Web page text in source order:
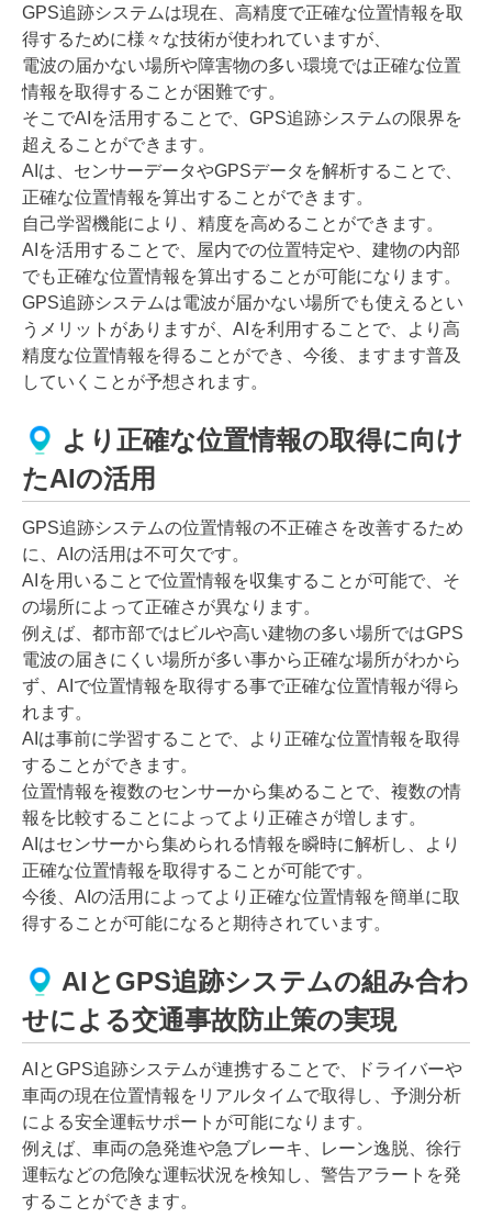
GPS追跡システムは現在、高精度で正確な位置情報を取
得するために様々な技術が使われていますが、
電波の届かない場所や障害物の多い環境では正確な位置
情報を取得することが困難です。
そこでAIを活用することで、GPS追跡システムの限界を
超えることができます。
AIは、センサーデータやGPSデータを解析することで、
正確な位置情報を算出することができます。
自己学習機能により、精度を高めることができます。
AIを活用することで、屋内での位置特定や、建物の内部
でも正確な位置情報を算出することが可能になります。
GPS追跡システムは電波が届かない場所でも使えるとい
うメリットがありますが、AIを利用することで、より高
精度な位置情報を得ることができ、今後、ますます普及
していくことが予想されます。
より正確な位置情報の取得に向け
たAIの活用
GPS追跡システムの位置情報の不正確さを改善するため
に、AIの活用は不可欠です。
AIを用いることで位置情報を収集することが可能で、そ
の場所によって正確さが異なります。
例えば、都市部ではビルや高い建物の多い場所ではGPS
電波の届きにくい場所が多い事から正確な場所がわから
ず、AIで位置情報を取得する事で正確な位置情報が得ら
れます。
AIは事前に学習することで、より正確な位置情報を取得
することができます。
位置情報を複数のセンサーから集めることで、複数の情
報を比較することによってより正確さが増します。
AIはセンサーから集められる情報を瞬時に解析し、より
正確な位置情報を取得することが可能です。
今後、AIの活用によってより正確な位置情報を簡単に取
得することが可能になると期待されています。
AIとGPS追跡システムの組み合わ
せによる交通事故防止策の実現
AIとGPS追跡システムが連携することで、ドライバーや
車両の現在位置情報をリアルタイムで取得し、予測分析
による安全運転サポートが可能になります。
例えば、車両の急発進や急ブレーキ、レーン逸脱、徐行
運転などの危険な運転状況を検知し、警告アラートを発
することができます。